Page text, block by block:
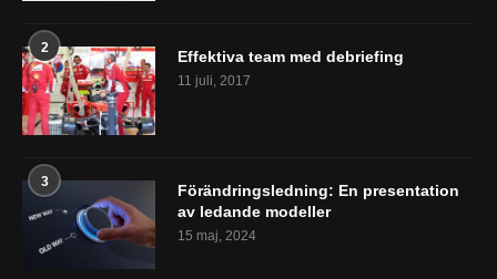
2 Effektiva team med debriefing
11 juli, 2017
3
Förändringsledning: En presentation
av ledande modeller
15 maj, 2024